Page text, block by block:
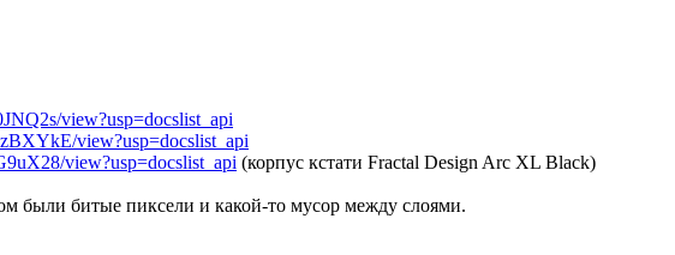
view?usp=docslist_api
view?usp=docslist_api
view?usp=docslist_api (корпус кстати Fractal Design Arc XL Black)
были битые пиксели и какой-то мусор между слоями.